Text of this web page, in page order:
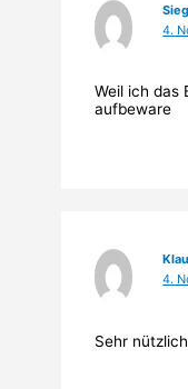
4.
Weil ich das
aufbeware
4.
Sehr